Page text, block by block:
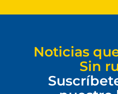
Noticias
Sin